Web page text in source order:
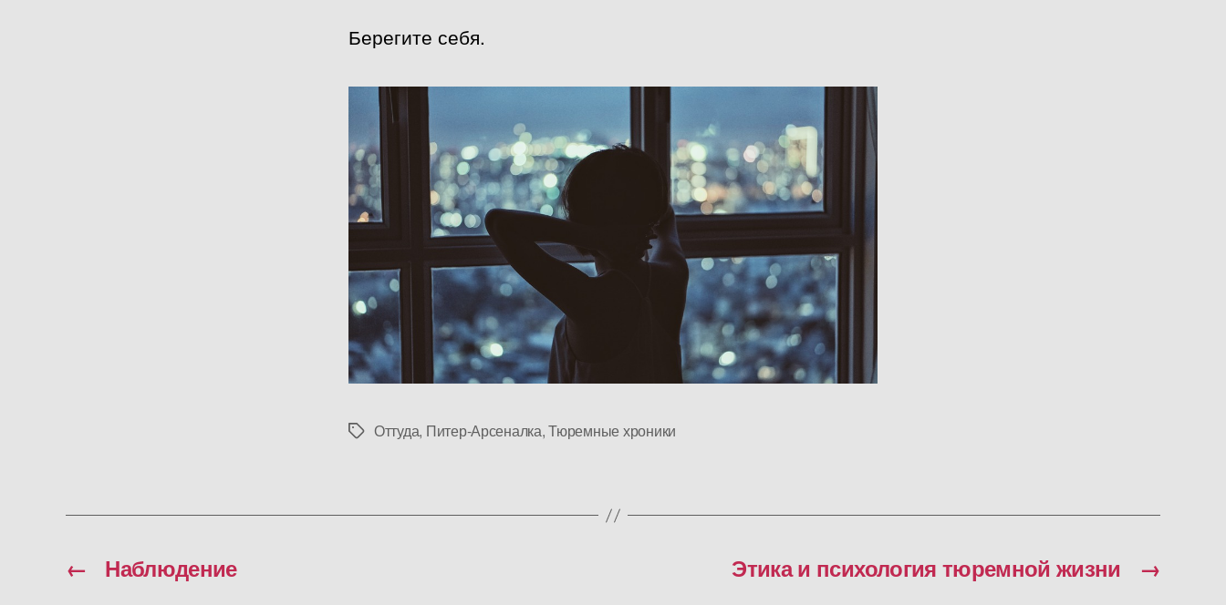
Берегите себя.
МеткиОттуда, Питер-Арсеналка,Тюремные хроники
← Наблюдение →
Этика и психология тюремной жизни